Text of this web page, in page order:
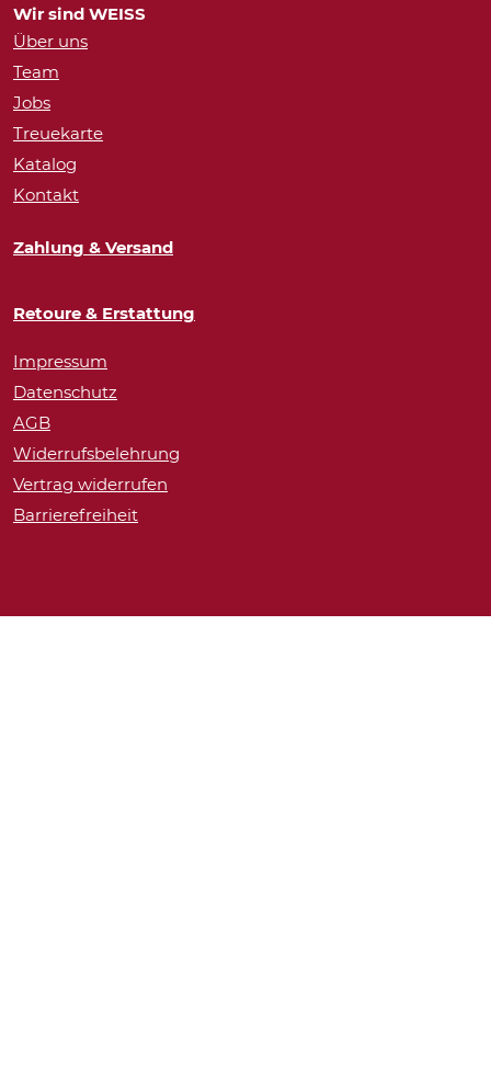
Wir sind WEISS
Über uns
Team
Jobs
Treuekarte
Katalog
Kontakt
Zahlung & Versand
Retoure & Erstattung
Impressum
Datenschutz
AGB
Widerrufsbelehrung
Vertrag widerrufen
Barrierefreiheit